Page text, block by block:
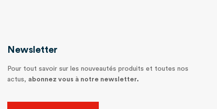
Newsletter
Pour tout savoir sur les nouveautés produits et toutes nos
actus, abonnez vous à notre newsletter.